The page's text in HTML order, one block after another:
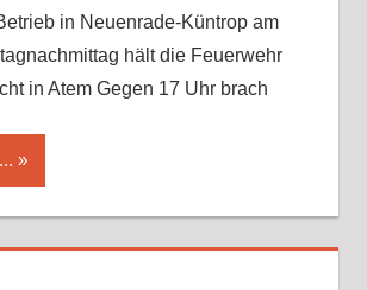
in Neuenrade-Küntrop am
hält die Feuerwehr
in Atem Gegen 17 Uhr brach